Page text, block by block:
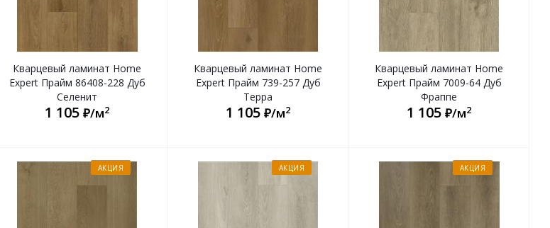
Кварцевый ламинат Home
Expert Прайм 86408-228 Дуб
Селенит
1 105 ₽/м2
Кварцевый ламинат Home
Expert Прайм 739-257 Дуб
Терра
1 105 ₽/м2
Кварцевый ламинат Home
Expert Прайм 7009-64 Дуб
Фраппе
1 105 ₽/м2
АКЦИЯ АКЦИЯ АКЦИЯ